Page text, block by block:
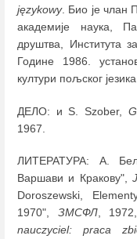
językowy. Био је члан
академије наука,
друштва, Института
Године 1986.
култури пољског
ДЕЛО: и S. Szober,
1967.
ЛИТЕРАТУРА: А.
Варшави и Кракову",
Doroszewski,
1970", ЗМСФЛ,
nauczyciel: praca